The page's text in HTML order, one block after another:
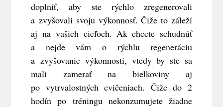
doplniť, aby ste rýchlo zregenerovali
a zvyšovali svoju výkonnosť. Čiže to záleží
aj na vašich cieľoch. Ak chcete schudnúť
a nejde vám o rýchlu regeneráciu
a zvyšovanie výkonnosti, vtedy by ste sa
mali zamerať na bielkoviny aj
po vytrvalostných cvičeniach. Čiže do 2
hodín po tréningu nekonzumujete žiadne